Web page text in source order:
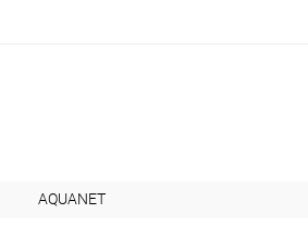
AQUANET